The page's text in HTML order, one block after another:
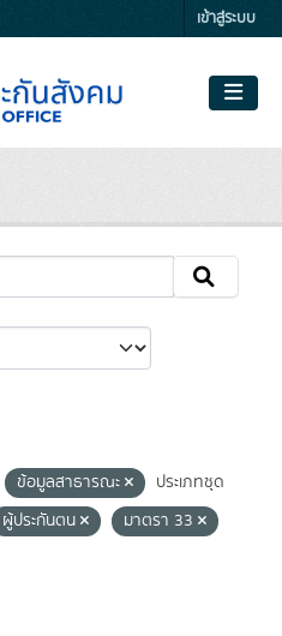
เข้าสู่ระบบ
ข้อมูลสาธารณะ
ประเภทชุด
ผู้ประกันตน
มาตรา 33